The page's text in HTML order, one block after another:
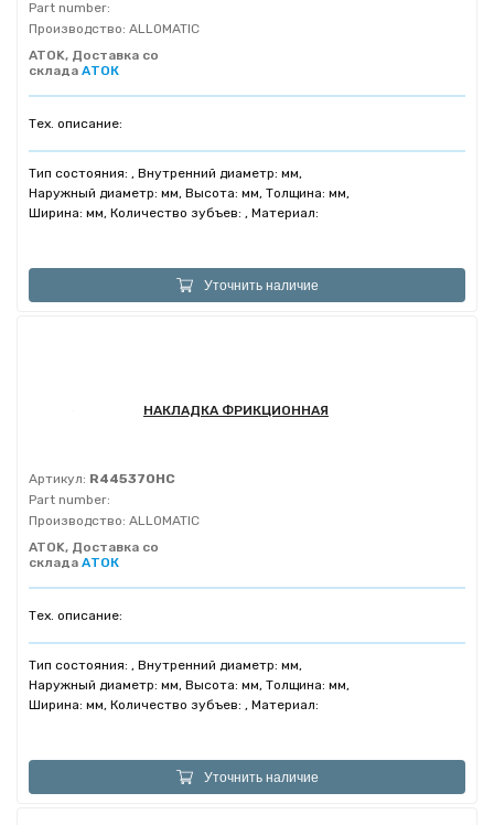
Part number:
Производство: ALLOMATIC
ATOK, Доставка со
склада АТОК
Тех. описание:
Тип состояния: , Внутренний диаметр: мм,
Наружный диаметр: мм, Высота: мм, Толщина: мм,
Ширина: мм, Количество зубъев: , Материал:
Уточнить наличие
НАКЛАДКА ФРИКЦИОННАЯ
Артикул: R445370HC
Part number:
Производство: ALLOMATIC
ATOK, Доставка со
склада АТОК
Тех. описание:
Тип состояния: , Внутренний диаметр: мм,
Наружный диаметр: мм, Высота: мм, Толщина: мм,
Ширина: мм, Количество зубъев: , Материал:
Уточнить наличие